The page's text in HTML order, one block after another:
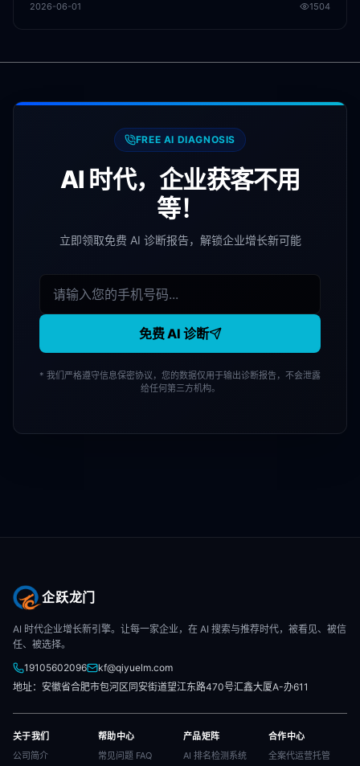
2026-06-01 1504
FREE AI DIAGNOSIS
AI 时代，企业获客不用
等！
立即领取免费 AI 诊断报告，解锁企业增长新可能
免费 AI 诊断
* 我们严格遵守信息保密协议，您的数据仅用于输出诊断报告，不会泄露
给任何第三方机构。
企跃龙门
AI 时代企业增长新引擎。让每一家企业，在 AI 搜索与推荐时代，被看见、被信
任、被选择。
19105602096
kf@qiyuelm.com
地址：安徽省合肥市包河区同安街道望江东路470号汇鑫大厦A-办611
关于我们
公司简介
帮助中心
常见问题 FAQ
产品矩阵
AI 排名检测系统
合作中心
全案代运营托管